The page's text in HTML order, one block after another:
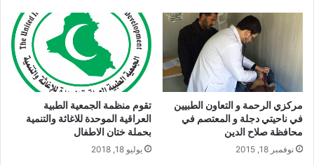
مركزي الرحمة و التعاون الطبيين
في ناحيتي دجلة و المعتصم في
محافظة صلاح الدين
نوفمبر 18, 2015
تقوم منظمة الجمعية الطبية
العراقية الموحدة للاغاثة والتنمية
بحملة ختان الاطفال
يوليو 18, 2018